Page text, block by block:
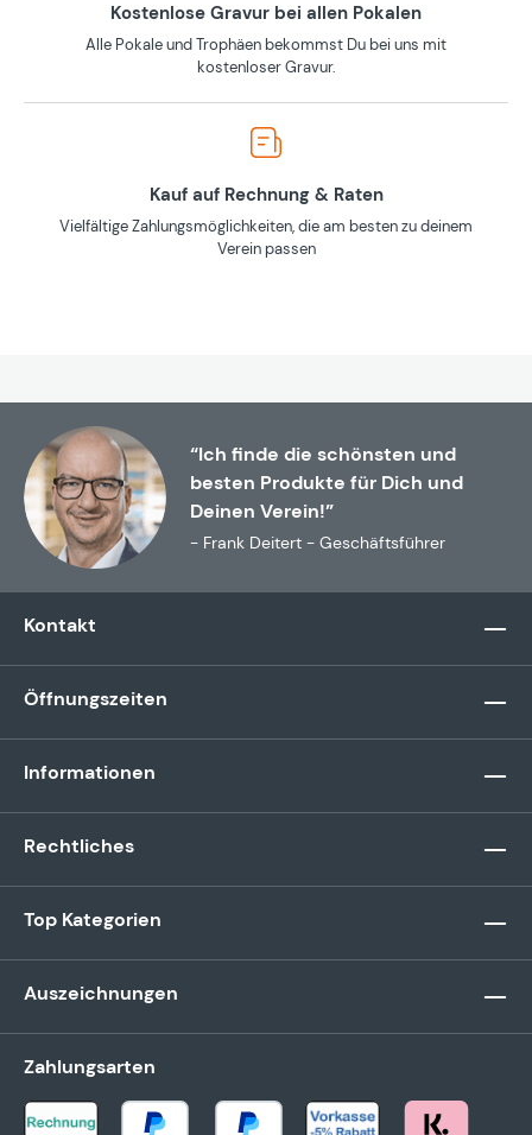
Kostenlose Gravur bei allen Pokalen
Alle Pokale und Trophäen bekommst Du bei uns mit
kostenloser Gravur.
Kauf auf Rechnung & Raten
Vielfältige Zahlungsmöglichkeiten, die am besten zu deinem
Verein passen
“Ich finde die schönsten und
besten Produkte für Dich und
Deinen Verein!”
- Frank Deitert - Geschäftsführer
Kontakt
Öffnungszeiten
Informationen
Rechtliches
Top Kategorien
Auszeichnungen
Zahlungsarten